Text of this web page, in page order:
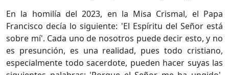
En la homilía del 2023, en la Misa Crismal, el Papa
Francisco decía lo siguiente: 'El Espíritu del Señor está
sobre mí'. Cada uno de nosotros puede decir esto, y no
es presunción, es una realidad, pues todo cristiano,
especialmente todo sacerdote, pueden hacer suyas las